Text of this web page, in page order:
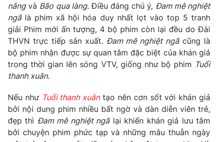
Hậu trường
Nhân vật
Khán giả
Giải sao mai
Điện ảnh
Âm nhạc
Sao
Đời sống
Du lịch
Làm đẹp
Chất lượng cuộc sống
Giáo dục
Tuyển sinh
Công nghệ
Hitech Công nghệ tương lai
Sản phẩm
Thị trường
Giao lưu trực tuyến
Lịch phát sóng
nắngvà Bão qua làng. Điều đáng chú ý, Đam mê nghiệt
ngãlà phim xã hội hóa duy nhất lọt vào top 5 tranh
giải Phim mới ấn tượng, 4 bộ phim còn lại đều do Đài
THVN trực tiếp sản xuất. Đam mê nghiệt ngãcũng là
bộ phim nhận được sự quan tâm đặc biệt của khán giả
trong thời gian lên sóng VTV, giống như bộ phim Tuổi
thanh xuân.
Nếu như Tuổi thanh xuântạo nên cơn sốt với khán giả
bởi nội dung phim nhiều bất ngờ và dàn diễn viên trẻ,
đẹp thì Đam mê nghiệt ngãlại khiến khán giả lưu tâm
bởi chuyện phim phức tạp và những mâu thuẫn ngày